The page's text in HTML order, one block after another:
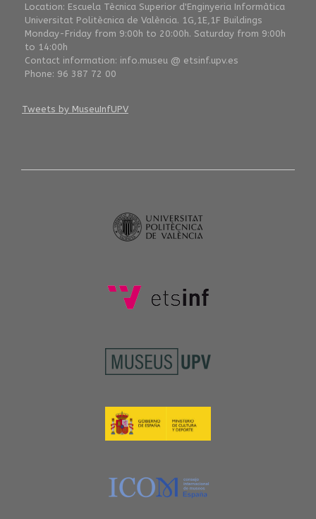
Location: Escuela Tècnica Superior d'Enginyeria Informàtica
Universitat Politècnica de València. 1G,1E,1F Buildings
Monday-Friday from 9:00h to 20:00h. Saturday from 9:00h
to 14:00h
Contact information: info.museu @ etsinf.upv.es
Phone: 96 387 72 00
Tweets by MuseuInfUPV